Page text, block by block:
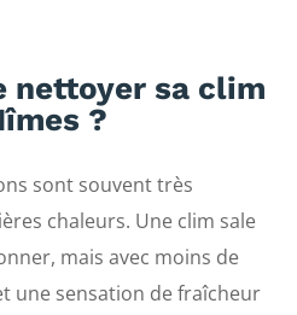
nettoyer sa clim
?
sont souvent très
chaleurs. Une clim sale
mais avec moins de
une sensation de fraîcheur